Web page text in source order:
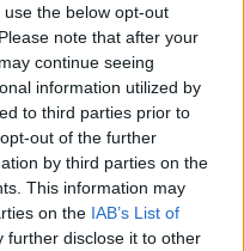
the below opt-out
note that after your
continue seeing
information utilized by
to third parties prior to
out of the further
by third parties on the
This information may
on the IAB’s List of
further disclose it to other
Εθνικής στο
ΠΑΣΑΠΠ και